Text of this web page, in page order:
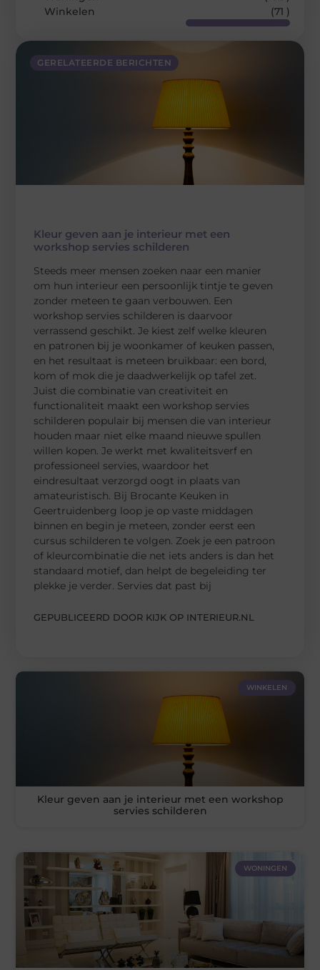
GERELATEERDE BERICHTEN
Kleur geven aan je interieur met een
workshop servies schilderen
Steeds meer mensen zoeken naar een manier
om hun interieur een persoonlijk tintje te geven
zonder meteen te gaan verbouwen. Een
workshop servies schilderen is daarvoor
verrassend geschikt. Je kiest zelf welke kleuren
en patronen bij je woonkamer of keuken passen,
en het resultaat is meteen bruikbaar: een bord,
kom of mok die je daadwerkelijk op tafel zet.
Juist die combinatie van creativiteit en
functionaliteit maakt een workshop servies
schilderen populair bij mensen die van interieur
houden maar niet elke maand nieuwe spullen
willen kopen. Je werkt met kwaliteitsverf en
professioneel servies, waardoor het
eindresultaat verzorgd oogt in plaats van
amateuristisch. Bij Brocante Keuken in
Geertruidenberg loop je op vaste middagen
binnen en begin je meteen, zonder eerst een
cursus schilderen te volgen. Zoek je een patroon
of kleurcombinatie die net iets anders is dan het
standaard motief, dan helpt de begeleiding ter
plekke je verder. Servies dat past bij
GEPUBLICEERD DOOR KIJK OP INTERIEUR.NL
Winkelen
(71 )
WINKELEN
Kleur geven aan je interieur met een workshop
servies schilderen
WONINGEN